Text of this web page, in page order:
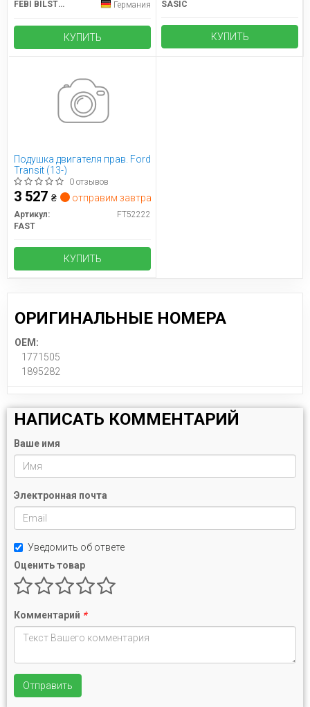
FEBI BILSTEIN Германия
КУПИТЬ
SASIC
КУПИТЬ
Подушка двигателя прав. Ford
Transit (13-)
0 отзывов
3 527 ₴ отправим завтра
Артикул:
FT52222
FAST
КУПИТЬ
ОРИГИНАЛЬНЫЕ НОМЕРА
OEM:
1771505
1895282
НАПИСАТЬ КОММЕНТАРИЙ
Ваше имя
Электронная почта
Уведомить об ответе
Оценить товар
Комментарий *
Отправить